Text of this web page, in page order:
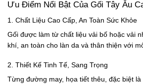
Ưu Điểm Nổi Bật Của Gối Tây Âu
1. Chất Liệu Cao Cấp, An Toàn Sức Khỏe
Gối được làm từ chất liệu vải bố hoặc vải
khí, an toàn cho làn da và thân thiện với
2. Thiết Kế Tinh Tế, Sang Trọng
Từng đường may, họa tiết thêu, đặc biệt là